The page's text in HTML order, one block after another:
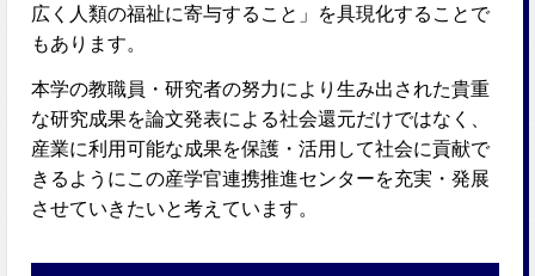
広く人類の福祉に寄与すること」を具現化することで
もあります。
本学の教職員・研究者の努力により生み出された貴重
な研究成果を論文発表による社会還元だけではなく、
産業に利用可能な成果を保護・活用して社会に貢献で
きるようにこの産学官連携推進センターを充実・発展
させていきたいと考えています。